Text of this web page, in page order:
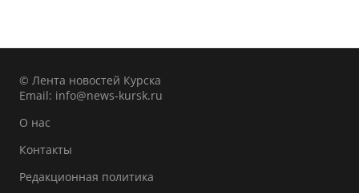
© Лента новостей Курска
Email: info@news-kursk.ru
О нас
Контакты
Редакционная политика